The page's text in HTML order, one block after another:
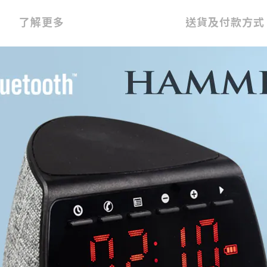
了解更多 送貨及付款方式